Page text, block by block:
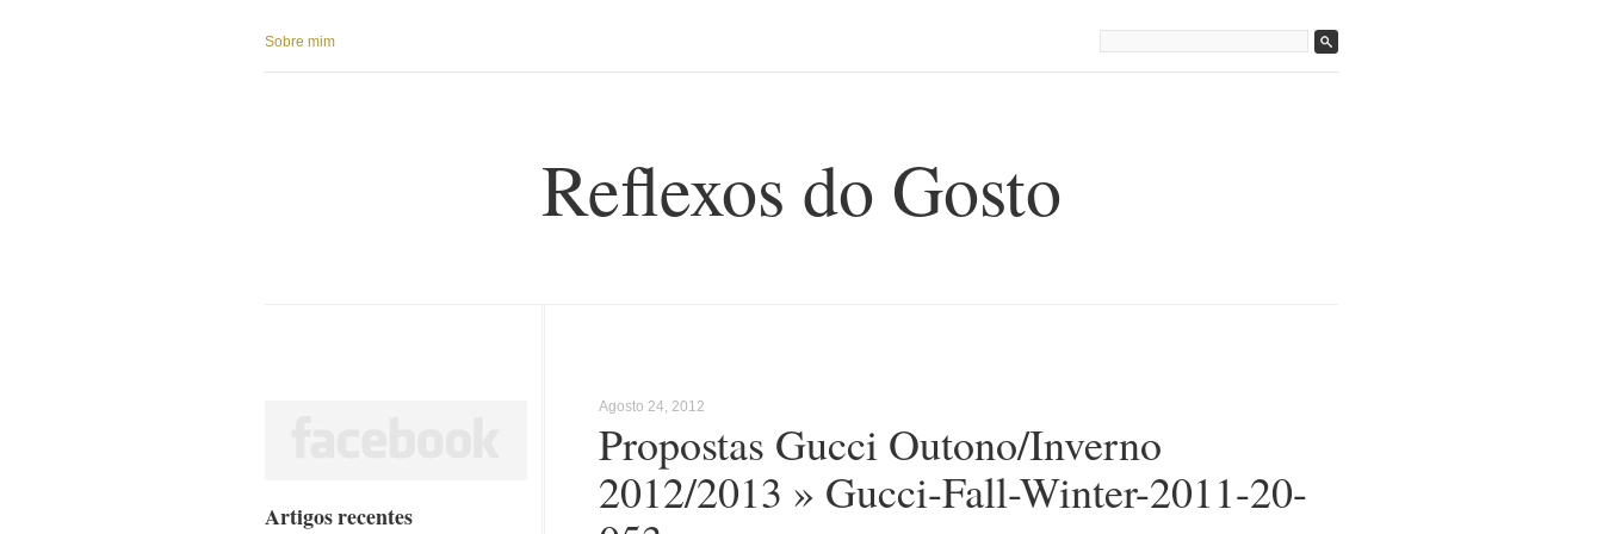
Sobre mim
Reflexos do Gosto
Agosto 24, 2012
Propostas Gucci Outono/Inverno
2012/2013 » Gucci-Fall-Winter-2011-20-
Artigos recentes